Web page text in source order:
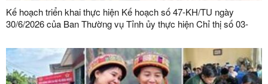
Kế hoạch triển khai thực hiện Kế hoạch số 47-KH/TU ngày
30/6/2026 của Ban Thường vụ Tỉnh ủy thực hiện Chỉ thị số 03-
đạo của Đảng đối với công tác quản lý, phát triển vật liệu xây
dựng trong giai đoạn mới